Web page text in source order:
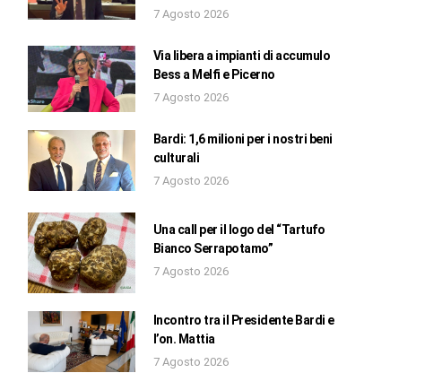
7 Agosto 2026
Via libera a impianti di accumulo
Bess a Melfi e Picerno
7 Agosto 2026
Bardi: 1,6 milioni per i nostri beni
culturali
7 Agosto 2026
Una call per il logo del “Tartufo
Bianco Serrapotamo”
7 Agosto 2026
Incontro tra il Presidente Bardi e
l’on. Mattia
7 Agosto 2026